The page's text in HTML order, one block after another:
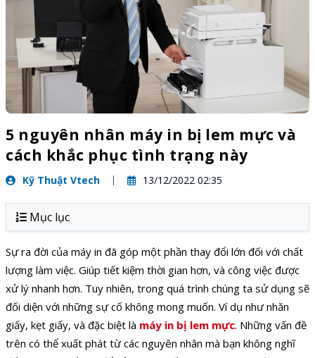
5 nguyên nhân máy in bị lem mực và
cách khắc phục tình trạng này
Kỹ Thuật Vtech 13/12/2022 02:35
Mục lục
Sự ra đời của máy in đã góp một phần thay đổi lớn đối với chất
lượng làm việc. Giúp tiết kiệm thời gian hơn, và công việc được
xử lý nhanh hơn. Tuy nhiên, trong quá trình chúng ta sử dụng sẽ
đối diện với những sự cố không mong muốn. Ví dụ như nhăn
giấy, kẹt giấy, và đặc biệt là máy in bị lem mực. Những vấn đề
trên có thể xuất phát từ các nguyên nhân mà bạn không nghĩ